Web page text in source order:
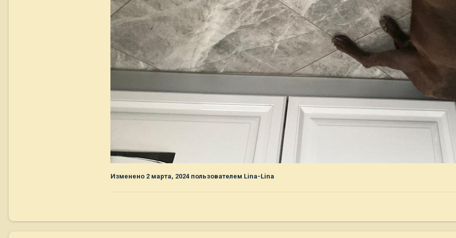
Изменено 2 марта, 2024 пользователем Lina-Lina